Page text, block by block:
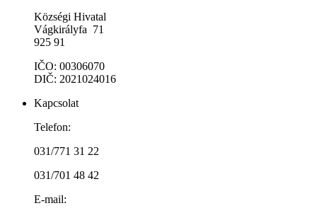
Községi Hivatal
Vágkirályfa 71
925 91
IČO: 00306070
DIČ: 2021024016
Kapcsolat
Telefon:
031/771 31 22
031/701 48 42
E-mail: